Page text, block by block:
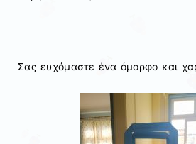
Σας ευχόμαστε ένα όμορφο και